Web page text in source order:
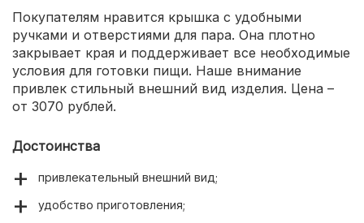
Покупателям нравится крышка с удобными
ручками и отверстиями для пара. Она плотно
закрывает края и поддерживает все необходимые
условия для готовки пищи. Наше внимание
привлек стильный внешний вид изделия. Цена –
от 3070 рублей.
Достоинства
привлекательный внешний вид;
удобство приготовления;